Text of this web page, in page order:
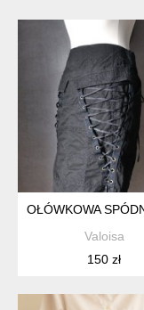
OŁÓWKOWA
Valoisa
150 zł